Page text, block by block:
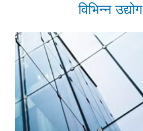
विभिन्न उद्योग